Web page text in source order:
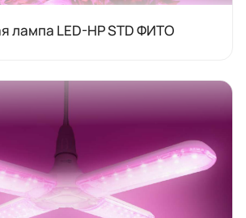
лампа LED-HP STD ФИТО